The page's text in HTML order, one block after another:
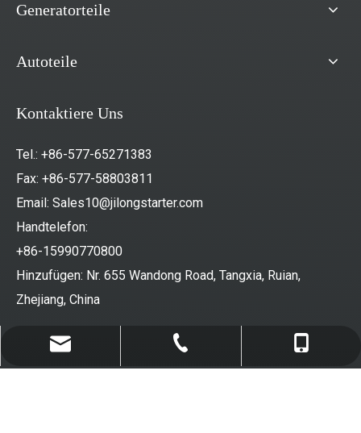
Sales10@jilongstarter.com
+86-577-65271383
+86-15990770800
Generatorteile
Autoteile
Kontaktiere Uns
Tel.: +86-577-65271383
Fax: +86-577-58803811
Email: Sales10@jilongstarter.com
Handtelefon:
+86-15990770800
Hinzufügen: Nr. 655 Wandong Road, Tangxia, Ruian,
Zhejiang, China